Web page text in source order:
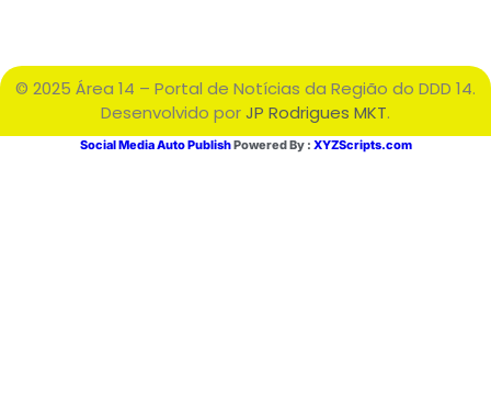
© 2025 Área 14 – Portal de Notícias da Região do DDD 14.
Desenvolvido porJP Rodrigues MKT.
Social Media Auto PublishPowered By : XYZScripts.com